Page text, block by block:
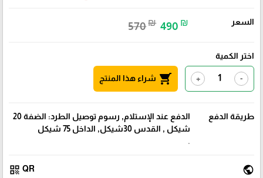
السعر 570₪ 490 ₪
اختر الكمية
-
+
shopping_cart شراء هذا المنتج
طريقة الدفع
الدفع عند الإستلام, رسوم توصيل الطرد: الضفة 20
شيكل , القدس 30شيكل, الداخل 75 شيكل
.
public
QR
qr_code